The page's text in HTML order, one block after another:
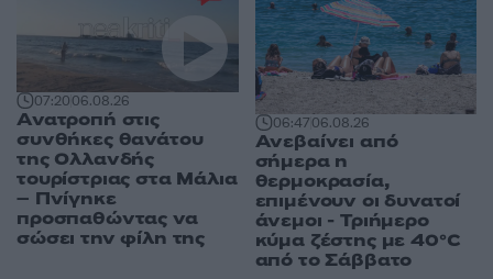
07:2006.08.26
Ανατροπή στις
συνθήκες θανάτου
της Ολλανδής
τουρίστριας στα Μάλια
– Πνίγηκε
προσπαθώντας να
σώσει την φίλη της
06:4706.08.26
Ανεβαίνει από
σήμερα η
θερμοκρασία,
επιμένουν οι δυνατοί
άνεμοι - Τριήμερο
κύμα ζέστης με 40°C
από το Σάββατο